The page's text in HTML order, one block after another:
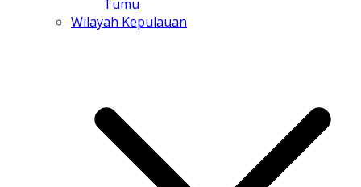
Tumu
Wilayah Kepulauan